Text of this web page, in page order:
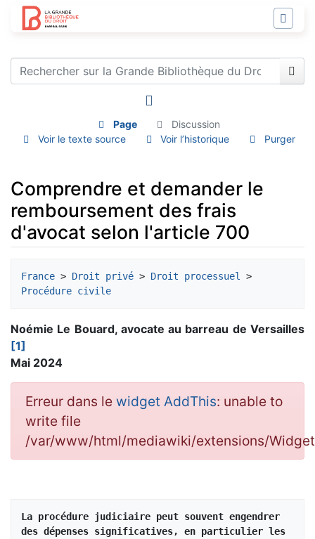
Page
Discussion
Voir le texte source
Voir l’historique Purger
Comprendre et demander le
remboursement des frais
d'avocat selon l'article 700
France > Droit privé > Droit processuel
Procédure civile
Noémie Le Bouard, avocate au barreau de Versailles
[1]
Mai 2024
Erreur dans le widget AddThis: unable to
write file
/var/www/html/mediawiki/extensions/
La procédure judiciaire peut souvent engendrer
des dépenses significatives, en particulier les